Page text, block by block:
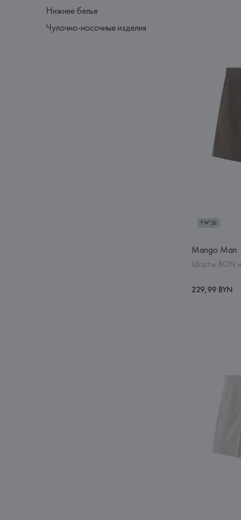
Нижнее белье
Чулочно-носочные изделия
FW'26
Mango Man
Шорты BON
229,99 BYN